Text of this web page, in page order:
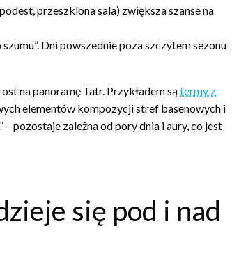
przeszklona sala) zwiększa szanse na
Dni powszednie poza szczytem sezonu
na panoramę Tatr. Przykładem sątermy z
elementów kompozycji stref basenowych i
pozostaje zależna od pory dnia i aury, co jest
się pod i nad